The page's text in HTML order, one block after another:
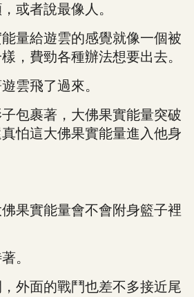
或者說最像人。
給遊雲的感覺就像一個被
，費勁各種辦法想要出去。
飛了過來。
裹著，大佛果實能量突破
怕這大佛果實能量進入他身
實能量會不會附身籃子裡
。
面的戰鬥也差不多接近尾